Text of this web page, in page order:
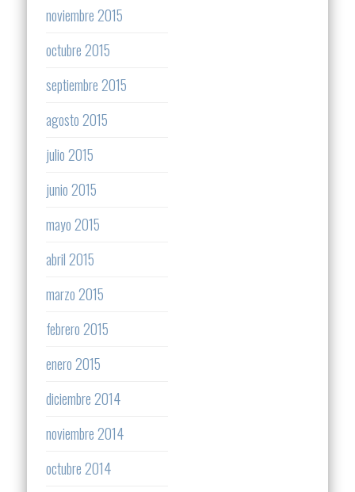
noviembre 2015
octubre 2015
septiembre 2015
agosto 2015
julio 2015
junio 2015
mayo 2015
abril 2015
marzo 2015
febrero 2015
enero 2015
diciembre 2014
noviembre 2014
octubre 2014